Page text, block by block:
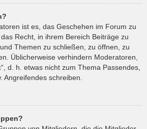
ist es, das Geschehen im Forum zu
Recht, in ihrem Bereich Beiträge zu
Themen zu schließen, zu öffnen, zu
Üblicherweise verhindern Moderatoren,
d. h. etwas nicht zum Thema Passendes,
Angreifendes schreiben.